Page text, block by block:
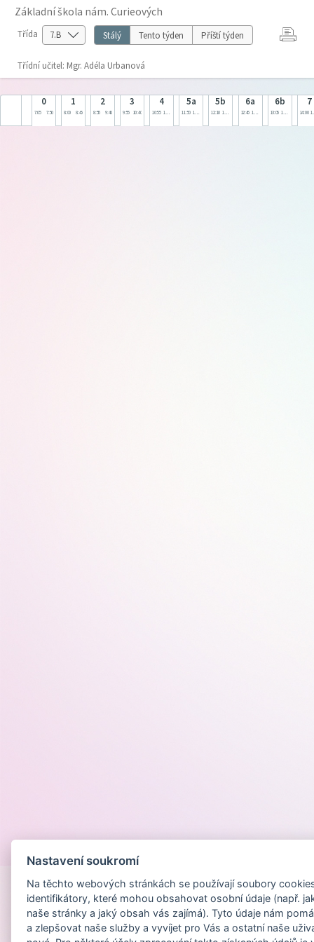
Základní škola nám. Curieových
Třída Stálý Tento týden Příští týden
Třídní učitel: Mgr. Adéla Urbanová
0
7:05 7:50
1
8:00 8:45
2
8:55 9:40
3
9:55 10:40
4
10:55 11:40
5a
11:50 12:35
5b
12:10 12:55
6a
12:45 13:30
6b
13:05 13:50
7
14:00
Nastavení soukromí
Na těchto webových stránkách se používají soubory
identifikátory, které mohou obsahovat osobní údaje (např.
naše stránky a jaký obsah vás zajímá). Tyto údaje nám
a zlepšovat naše služby a vyvíjet pro Vás a ostatní naše